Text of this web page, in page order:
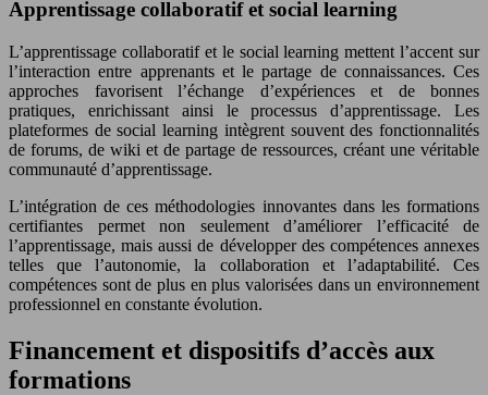
Apprentissage collaboratif et social learning
L’apprentissage collaboratif et le social learning mettent l’accent sur
l’interaction entre apprenants et le partage de connaissances. Ces
approches favorisent l’échange d’expériences et de bonnes
pratiques, enrichissant ainsi le processus d’apprentissage. Les
plateformes de social learning intègrent souvent des fonctionnalités
de forums, de wiki et de partage de ressources, créant une véritable
communauté d’apprentissage.
L’intégration de ces méthodologies innovantes dans les formations
certifiantes permet non seulement d’améliorer l’efficacité de
l’apprentissage, mais aussi de développer des compétences annexes
telles que l’autonomie, la collaboration et l’adaptabilité. Ces
compétences sont de plus en plus valorisées dans un environnement
professionnel en constante évolution.
Financement et dispositifs d’accès aux
formations